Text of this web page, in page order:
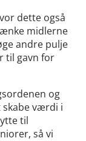
dette også
midlerne
andre pulje
til gavn for
og
skabe værdi i
til
så vi